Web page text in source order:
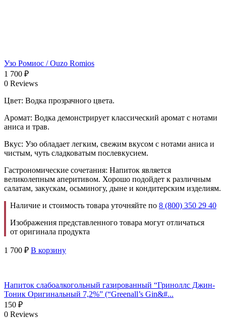
Узо Ромиос / Ouzo Romios
1 700 ₽
0 Reviews
Цвет: Водка прозрачного цвета.
Аромат: Водка демонстрирует классический аромат с нотами
аниса и трав.
Вкус: Узо обладает легким, свежим вкусом с нотами аниса и
чистым, чуть сладковатым послевкусием.
Гастрономические сочетания: Напиток является
великолепным аперитивом. Хорошо подойдет к различным
салатам, закускам, осьминогу, дыне и кондитерским изделиям.
Наличие и стоимость товара уточняйте по 8 (800) 350 29 40
Изображения представленного товара могут отличаться
от оригинала продукта
1 700 ₽ В корзину
Напиток слабоалкогольный газированный “Гриноллс Джин-
Тоник Оригинальный 7,2%” (“Greenall’s Gin&#...
150 ₽
0 Reviews